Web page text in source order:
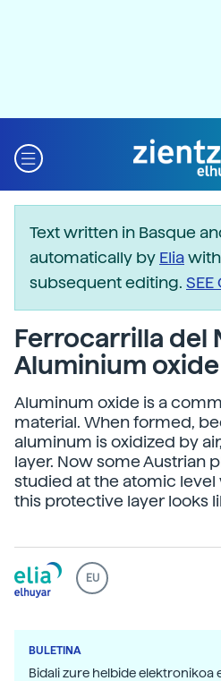
Text written in Basque
automatically by Elia
subsequent editing. SEE
Ferrocarrilla del
Aluminium
Aluminum oxide is a
material. When formed,
aluminum is oxidized by
layer. Now some Austrian
studied at the atomic
this protective layer looks
EU
BULETINA
Bidali zure helbide elektronikoa